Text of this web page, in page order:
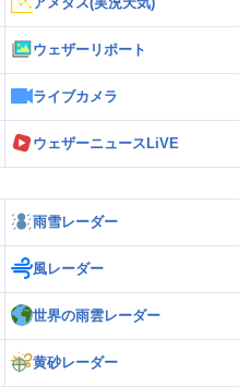
ウェザーリポート
ライブカメラ
ウェザーニュースLiVE
雨雪レーダー
風レーダー
世界の雨雲レーダー
黄砂レーダー